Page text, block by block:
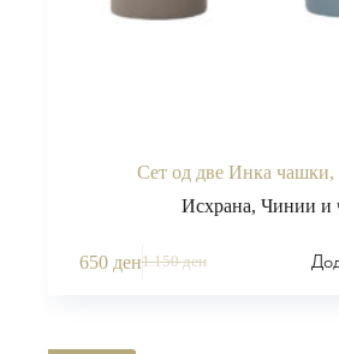
Сет од две Инка чашки,
Исхрана, Чинии и
1.150ден
650 ден